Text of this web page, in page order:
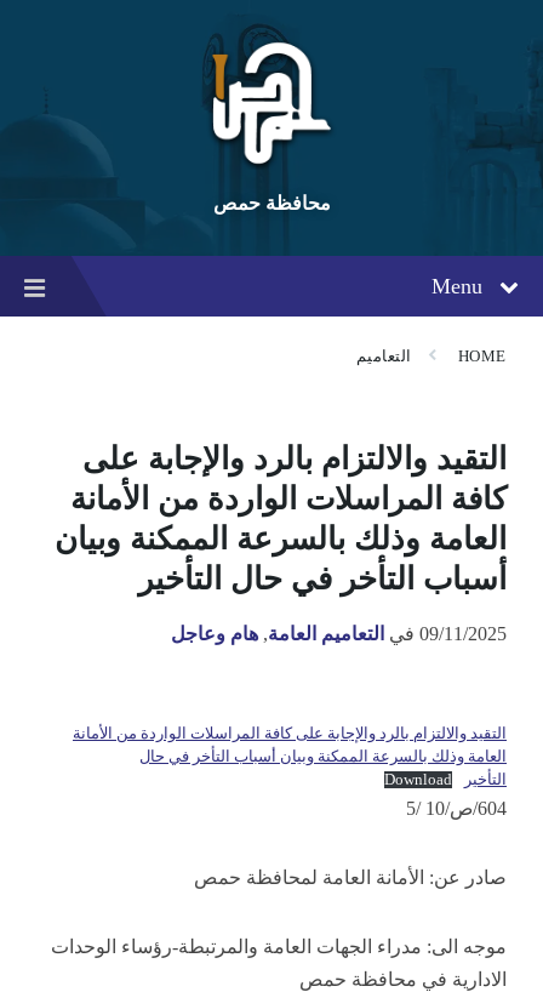
content
main
navigation
footer
محافظة حمص
Menu
HOME التعاميم
التقيد والالتزام بالرد والإجابة على
كافة المراسلات الواردة من الأمانة
العامة وذلك بالسرعة الممكنة وبيان
أسباب التأخر في حال التأخير
09/11/2025 في التعاميم العامة, هام وعاجل
التقيد والالتزام بالرد والإجابة على كافة المراسلات الواردة من الأمانة
العامة وذلك بالسرعة الممكنة وبيان أسباب التأخر في حال
التأخير
Download
604/ص/10 /5
صادر عن: الأمانة العامة لمحافظة حمص
موجه الى: مدراء الجهات العامة والمرتبطة-رؤساء الوحدات
الادارية في محافظة حمص